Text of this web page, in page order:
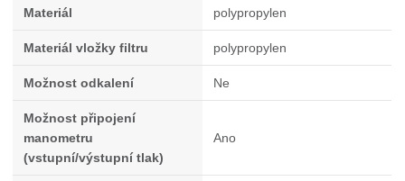
Materiál polypropylen
Materiál vložky filtru polypropylen
Možnost odkalení Ne
Možnost připojení
manometru
(vstupní/výstupní tlak)
Ano